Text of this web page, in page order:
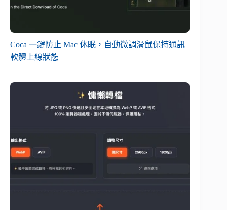
Coca 一鍵防止 Mac 休眠，自動微調滑鼠保持通訊
軟體上線狀態